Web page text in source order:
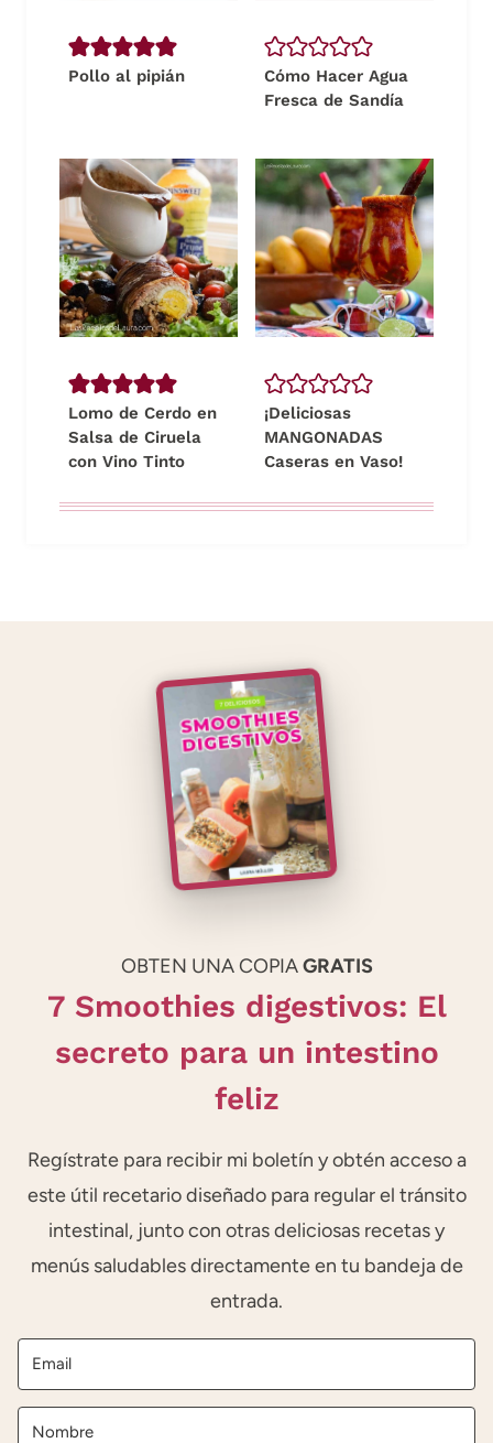
Pollo al pipián
Cómo Hacer Agua
Fresca de Sandía
Lomo de Cerdo en
Salsa de Ciruela
con Vino Tinto
¡Deliciosas
MANGONADAS
Caseras en Vaso!
OBTEN UNA COPIAGRATIS
7 Smoothies digestivos: El
secreto para un intestino
feliz
Regístrate para recibir mi boletín y obtén acceso a
este útil recetario diseñado para regular el tránsito
intestinal, junto con otras deliciosas recetas y
menús saludables directamente en tu bandeja de
entrada.